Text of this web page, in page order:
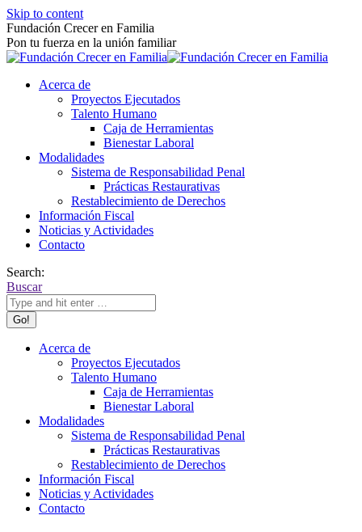
Skip to content
Fundación Crecer en Familia
Pon tu fuerza en la unión familiar
Acerca de
Proyectos Ejecutados
Talento Humano
Caja de Herramientas
Bienestar Laboral
Modalidades
Sistema de Responsabilidad Penal
Prácticas Restaurativas
Restablecimiento de Derechos
Información Fiscal
Noticias y Actividades
Contacto
Search:
Buscar
Acerca de
Proyectos Ejecutados
Talento Humano
Caja de Herramientas
Bienestar Laboral
Modalidades
Sistema de Responsabilidad Penal
Prácticas Restaurativas
Restablecimiento de Derechos
Información Fiscal
Noticias y Actividades
Contacto